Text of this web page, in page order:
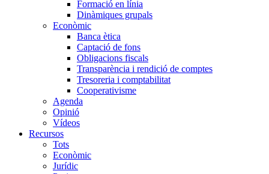
Formació en línia
Dinàmiques grupals
Econòmic
Banca ètica
Captació de fons
Obligacions fiscals
Transparència i rendició de comptes
Tresoreria i comptabilitat
Cooperativisme
Agenda
Opinió
Vídeos
Recursos
Tots
Econòmic
Jurídic